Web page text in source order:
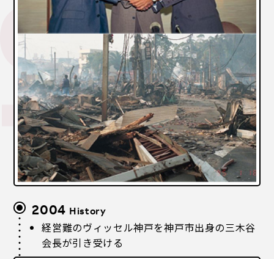
2004 History
経営難のヴィッセル神戸を神戸市出身の三木谷
会長が引き受ける